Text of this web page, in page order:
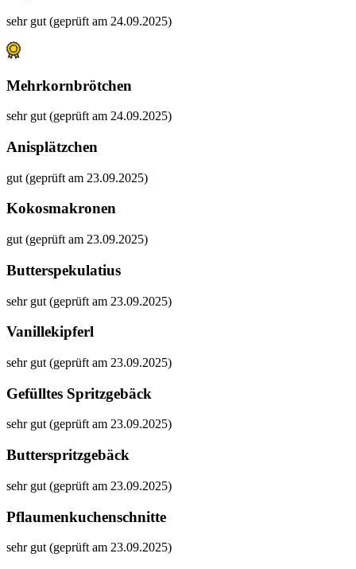
sehr gut (geprüft am 24.09.2025)
Mehrkornbrötchen
sehr gut (geprüft am 24.09.2025)
Anisplätzchen
gut (geprüft am 23.09.2025)
Kokosmakronen
gut (geprüft am 23.09.2025)
Butterspekulatius
sehr gut (geprüft am 23.09.2025)
Vanillekipferl
sehr gut (geprüft am 23.09.2025)
Gefülltes Spritzgebäck
sehr gut (geprüft am 23.09.2025)
Butterspritzgebäck
sehr gut (geprüft am 23.09.2025)
Pflaumenkuchenschnitte
sehr gut (geprüft am 23.09.2025)